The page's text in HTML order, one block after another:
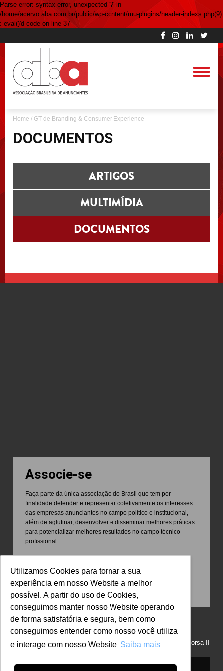
Utilizamos Cookies para tornar a sua
experiência em nosso Website a melhor
possível. A partir do uso de Cookies,
conseguimos manter nosso Website operando
de forma satisfatória e segura, bem como
conseguimos entender como nosso você utiliza
e interage com nosso Website Saiba mais
Parse error: syntax error, unexpected '?' in
/home/acervo.aba.com.br/public/wp-content/mu-plugins/header-indexs.php(9)
: eval()'d code on line 37
Home / GT de Branding & Consumer Experience
DOCUMENTOS
ARTIGOS
MULTIMÍDIA
DOCUMENTOS
Associe-se
Faça parte da única associação do Brasil que tem por
finalidade defender e representar coletivamente os interesses
das empresas anunciantes no campo político e institucional,
além de aglutinar, desenvolver e disseminar melhores práticas
para potencializar melhores resultados no campo técnico-
profissional.
Avenida Paulista, 2073, 14º andar, conjunto 1403 – Edifício Horsa II
© 2026 ABA - Associação Brasileira de Anunciantes byPragma